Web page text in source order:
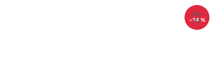
399
Kč
–14 %